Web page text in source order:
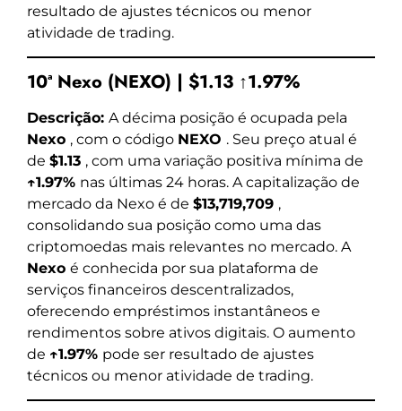
resultado de ajustes técnicos ou menor
atividade de trading.
10ª Nexo (NEXO) | $1.13 ↑1.97%
Descrição: A décima posição é ocupada pela
Nexo , com o código NEXO . Seu preço atual é
de $1.13 , com uma variação positiva mínima de
↑1.97% nas últimas 24 horas. A capitalização de
mercado da Nexo é de $13,719,709 ,
consolidando sua posição como uma das
criptomoedas mais relevantes no mercado. A
Nexo é conhecida por sua plataforma de
serviços financeiros descentralizados,
oferecendo empréstimos instantâneos e
rendimentos sobre ativos digitais. O aumento
de ↑1.97% pode ser resultado de ajustes
técnicos ou menor atividade de trading.